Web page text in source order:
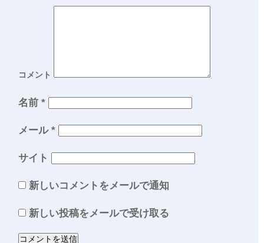
コメント
名前 *
メール *
サイト
新しいコメントをメールで通知
新しい投稿をメールで受け取る